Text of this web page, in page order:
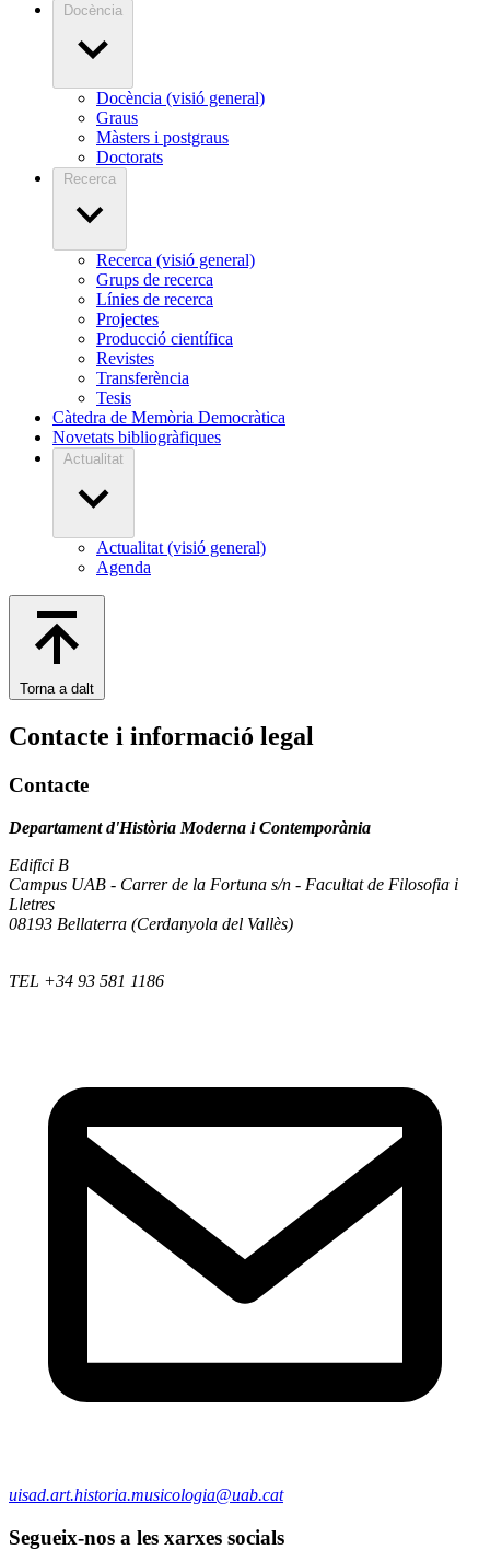
Docència
Docència (visió general)
Graus
Màsters i postgraus
Doctorats
Recerca
Recerca (visió general)
Grups de recerca
Línies de recerca
Projectes
Producció científica
Revistes
Transferència
Tesis
Càtedra de Memòria Democràtica
Novetats bibliogràfiques
Actualitat
Actualitat (visió general)
Agenda
Torna a dalt
Contacte i informació legal
Contacte
Departament d'Història Moderna i Contemporània
Edifici B
Campus UAB - Carrer de la Fortuna s/n - Facultat de Filosofia i
Lletres
08193 Bellaterra (Cerdanyola del Vallès)
TEL +34 93 581 1186
uisad.art.historia.musicologia@uab.cat
Segueix-nos a les xarxes socials